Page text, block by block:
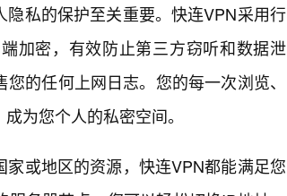
私的保护至关重要。快连VPN采用行
加密，有效防止第三方窃听和数据泄
的任何上网日志。您的每一次浏览、
为您个人的私密空间。
或地区的资源，快连VPN都能满足您